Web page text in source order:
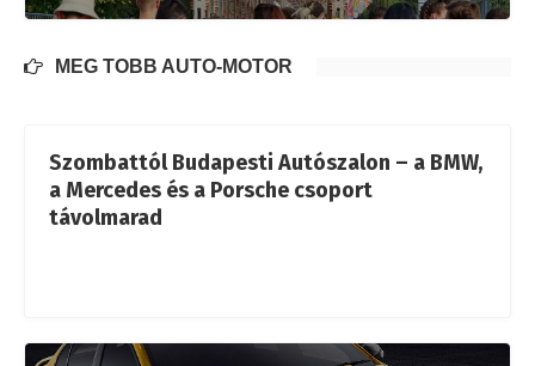
MÉG TÖBB AUTÓ-MOTOR
Szombattól Budapesti Autószalon – a BMW,
a Mercedes és a Porsche csoport
távolmarad